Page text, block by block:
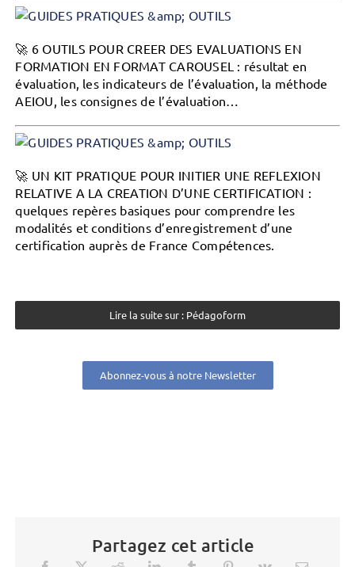
🚀 6 OUTILS POUR CREER DES EVALUATIONS EN
FORMATION EN FORMAT CAROUSEL : résultat en
évaluation, les indicateurs de l’évaluation, la méthode
AEIOU, les consignes de l’évaluation…
🚀 UN KIT PRATIQUE POUR INITIER UNE REFLEXION
RELATIVE A LA CREATION D’UNE CERTIFICATION :
quelques repères basiques pour comprendre les
modalités et conditions d’enregistrement d’une
certification auprès de France Compétences.
Lire la suite sur : Pédagoform
Abonnez-vous à notre Newsletter
Partagez cet article